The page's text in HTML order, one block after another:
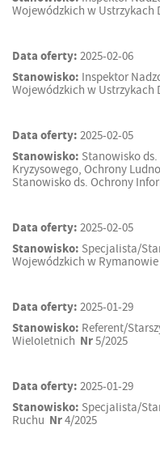
Wojewódzkich w Ustrzykach
Data oferty: 2025-02-06
Stanowisko: Inspektor
Wojewódzkich w Ustrzykach
Data oferty: 2025-02-05
Stanowisko: Stanowisko
Kryzysowego, Ochrony
Stanowisko ds. Ochrony
Data oferty: 2025-02-05
Stanowisko: Specjalista/
Wojewódzkich w Rymanowie
Data oferty: 2025-01-29
Stanowisko: Referent/
Wieloletnich Nr5/2025
Data oferty: 2025-01-29
Stanowisko: Specjalista/
Ruchu Nr4/2025